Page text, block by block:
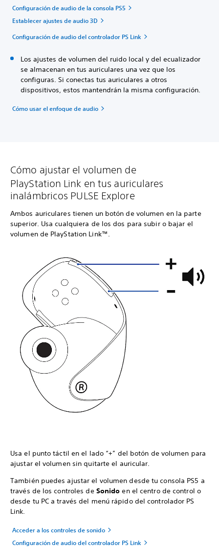
Configuración de audio de la consola PS5
Establecer ajustes de audio 3D
Configuración de audio del controlador PS Link
Los ajustes de volumen del ruido local y del ecualizador
se almacenan en tus auriculares una vez que los
configuras. Si conectas tus auriculares a otros
dispositivos, estos mantendrán la misma configuración.
Cómo usar el enfoque de audio
Cómo ajustar el volumen de
PlayStation Link en tus auriculares
inalámbricos PULSE Explore
Ambos auriculares tienen un botón de volumen en la parte
superior. Usa cualquiera de los dos para subir o bajar el
volumen de PlayStation Link™.
Usa el punto táctil en el lado “+” del botón de volumen para
ajustar el volumen sin quitarte el auricular.
También puedes ajustar el volumen desde tu consola PS5 a
través de los controles de Sonidoen el centro de control o
desde tu PC a través del menú rápido del controlador PS
Link.
Acceder a los controles de sonido
Configuración de audio del controlador PS Link